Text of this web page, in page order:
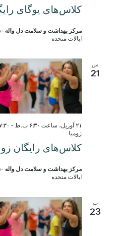
کلاس‌های یوگای
مرکز بهداشت و سلامت دل واله
ایالات متحده
س
21
کلاس‌های رایگان
۲۱ آوریل، ساعت ۶:۳۰ ب.ظ - ۷:۳۰
زومبا
مرکز بهداشت و سلامت دل واله
ایالات متحده
پ
23